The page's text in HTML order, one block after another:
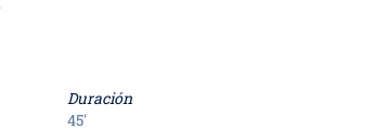
Duración
45'